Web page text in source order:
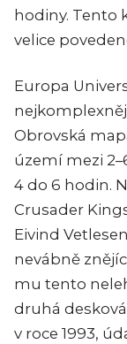
hodiny. Tento
velice
Europa
Obrovská
území mezi
4 do 6 hodin.
Crusader
Eivind
nevábně
mu tento
druhá
v roce 1993,